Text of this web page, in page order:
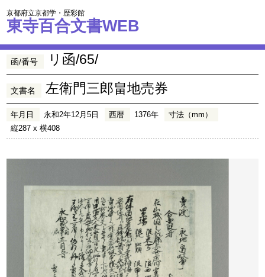
京都府立京都学・歴彩館
東寺百合文書WEB
函/番号 リ函/65/
文書名 左衛門三郎畠地売券
年月日 永和2年12月5日 西暦 1376年
寸法（mm）
縦287 x 横408